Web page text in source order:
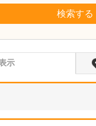
検索する
示